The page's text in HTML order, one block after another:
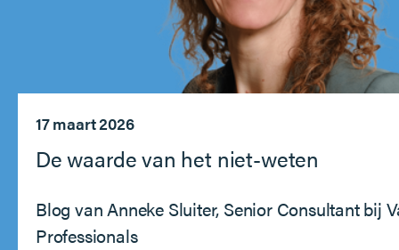
17 maart 2026
De waarde van het niet-weten
Blog van Anneke Sluiter, Senior Consultant bij
Professionals